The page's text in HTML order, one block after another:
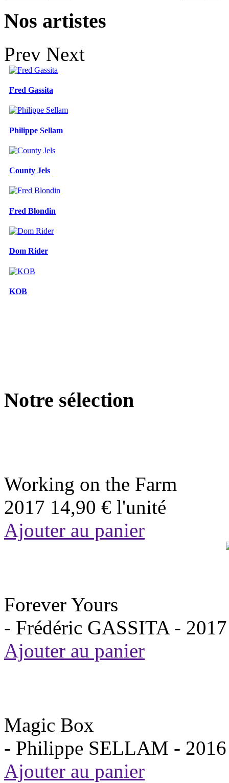
Nos artistes
Prev Next
Fred Gassita
Philippe Sellam
County Jels
Fred Blondin
Dom Rider
KOB
Notre sélection
Working on the Farm
2017 14,90 € l'unité
Ajouter au panier
Forever Yours
- Frédéric GASSITA - 2017
Ajouter au panier
Magic Box
- Philippe SELLAM - 2016
Ajouter au panier